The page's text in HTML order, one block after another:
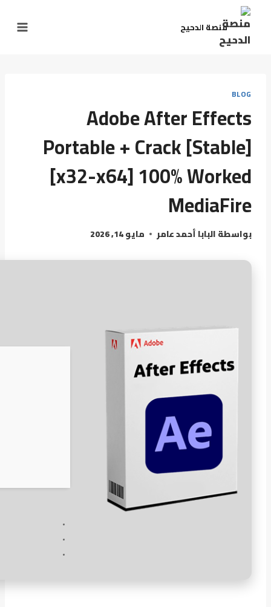
منصة الدحيح
BLOG
Adobe After Effects
Portable + Crack [Stable]
[x32-x64] 100% Worked
MediaFire
بواسطةالبابا أحمد عامر مايو 14, 2026